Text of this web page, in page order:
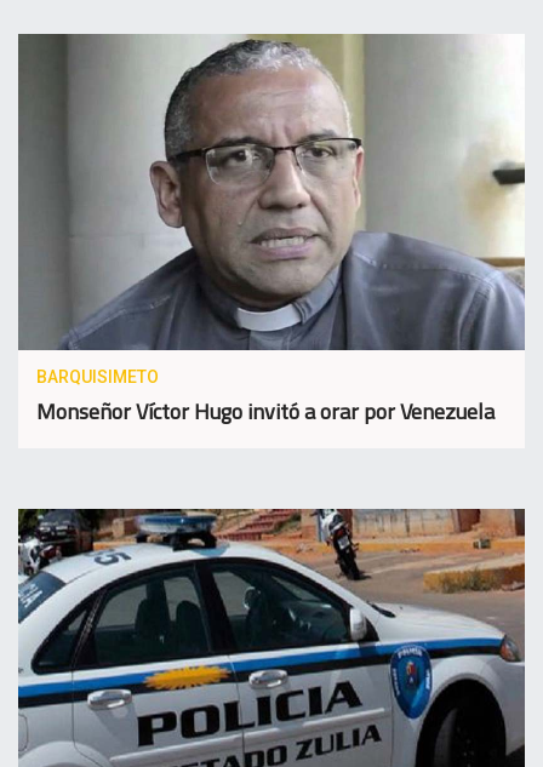
BARQUISIMETO
Monseñor Víctor Hugo invitó a orar por Venezuela